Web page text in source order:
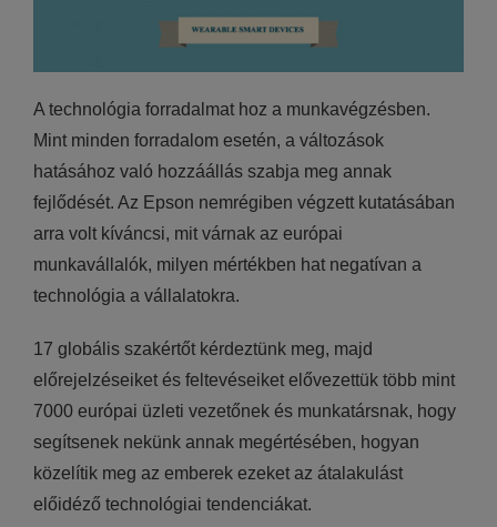
A technológia forradalmat hoz a munkavégzésben.
Mint minden forradalom esetén, a változások
hatásához való hozzáállás szabja meg annak
fejlődését. Az Epson nemrégiben végzett kutatásában
arra volt kíváncsi, mit várnak az európai
munkavállalók, milyen mértékben hat negatívan a
technológia a vállalatokra.
17 globális szakértőt kérdeztünk meg, majd
előrejelzéseiket és feltevéseiket elővezettük több mint
7000 európai üzleti vezetőnek és munkatársnak, hogy
segítsenek nekünk annak megértésében, hogyan
közelítik meg az emberek ezeket az átalakulást
előidéző technológiai tendenciákat.